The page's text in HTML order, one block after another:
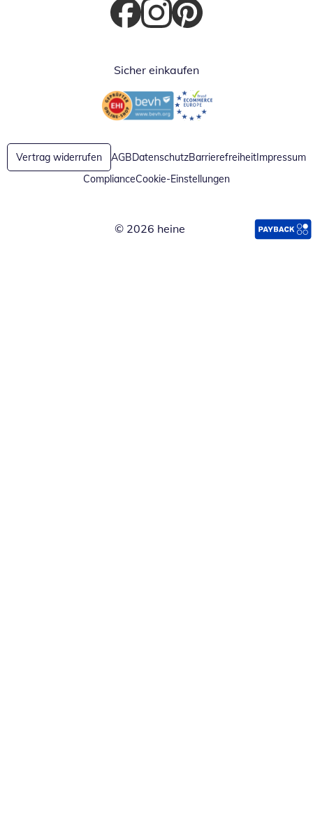
Öffnet in neuem Fenster
Öffnet in neuem Fenster
Öffnet in neuem Fenster
Sicher einkaufen
Öffnet in neuem FensterÖffnet in neuem Fenster
Vertrag widerrufen AGBDatenschutzBarrierefreiheitImpressum
ComplianceCookie-Einstellungen
© 2026 heine